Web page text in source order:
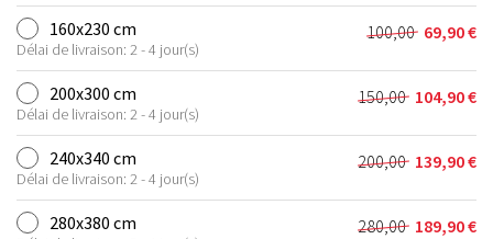
initial
était :
80,00 €.
actuel
est :
51,90 €.
160x230 cm
Délai de livraison: 2 - 4 jour(s)
100,00
Le
prix
initial
était :
100,00 €.
69,90€
Le
prix
actuel
est :
69,90 €.
200x300 cm
Délai de livraison: 2 - 4 jour(s)
150,00
Le
prix
initial
était :
150,00 €.
104,90€
Le
prix
actuel
est :
104,90 €.
240x340 cm
Délai de livraison: 2 - 4 jour(s)
200,00
Le
prix
initial
139,90€
Le
prix
actuel
280x380 cm 280,00 189,90€